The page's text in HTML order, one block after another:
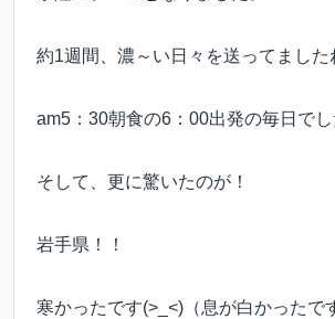
約1週間、濃～い日々を送ってました
am5：30朝食の6：00出発の毎日で
そして、更に驚いたのが！
岩手県！！
寒かったです(>_<)（息が白かったで